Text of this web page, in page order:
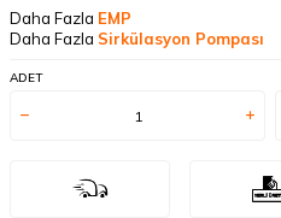
Daha Fazla EMP
Daha Fazla Sirkülasyon Pompası
ADET